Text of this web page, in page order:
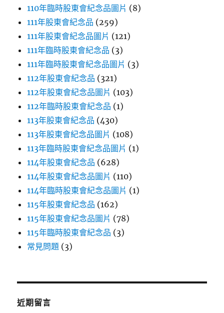
110年臨時股東會紀念品圖片 (8)
111年股東會紀念品 (259)
111年股東會紀念品圖片 (121)
111年臨時股東會紀念品 (3)
111年臨時股東會紀念品圖片 (3)
112年股東會紀念品 (321)
112年股東會紀念品圖片 (103)
112年臨時股東會紀念品 (1)
113年股東會紀念品 (430)
113年股東會紀念品圖片 (108)
113年臨時股東會紀念品圖片 (1)
114年股東會紀念品 (628)
114年股東會紀念品圖片 (110)
114年臨時股東會紀念品圖片 (1)
115年股東會紀念品 (162)
115年股東會紀念品圖片 (78)
115年臨時股東會紀念品 (3)
常見問題 (3)
近期留言